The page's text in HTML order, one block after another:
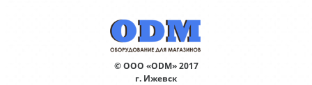
© ООО «ODM» 2017
г. Ижевск